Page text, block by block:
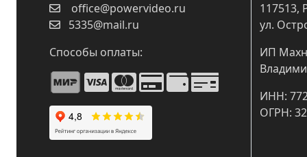
office@powervideo.ru
5335@mail.ru
Способы оплаты:
117513,
ул.
ИП
ИНН:
ОГРН: